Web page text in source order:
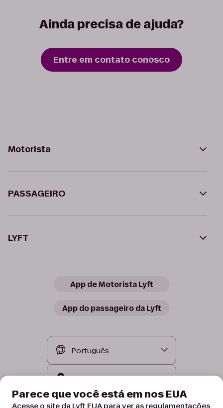
Ainda precisa de ajuda?
Entre em contato conosco
Motorista
PASSAGEIRO
LYFT
App de Motorista Lyft
App do passageiro da Lyft
Parece que você está em nos EUA
Acesse o site da Lyft EUA para ver as regulamentações